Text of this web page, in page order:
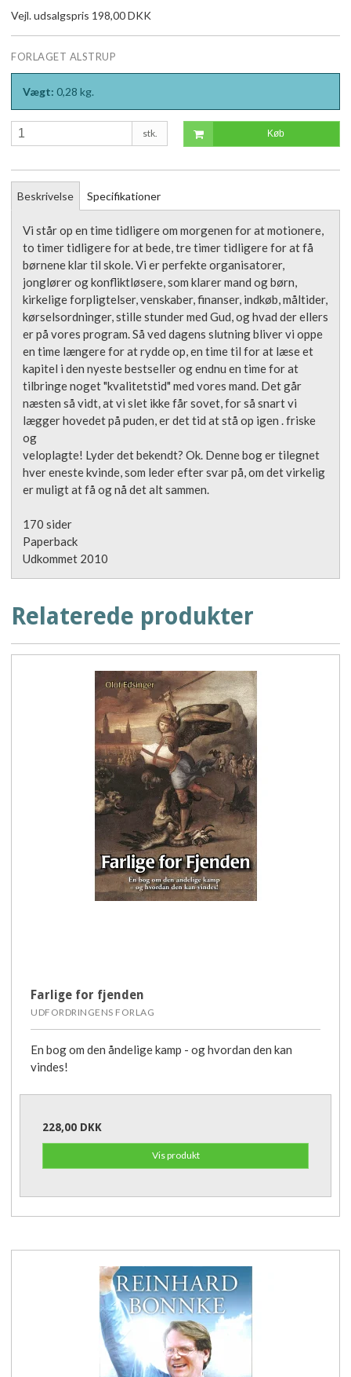
Vejl. udsalgspris 198,00 DKK
FORLAGET ALSTRUP
Vægt: 0,28 kg.
stk. Køb
Beskrivelse Specifikationer
Vi står op en time tidligere om morgenen for at motionere,
to timer tidligere for at bede, tre timer tidligere for at få
børnene klar til skole. Vi er perfekte organisatorer,
jonglører og konfliktløsere, som klarer mand og børn,
kirkelige forpligtelser, venskaber, finanser, indkøb, måltider,
kørselsordninger, stille stunder med Gud, og hvad der ellers
er på vores program. Så ved dagens slutning bliver vi oppe
en time længere for at rydde op, en time til for at læse et
kapitel i den nyeste bestseller og endnu en time for at
tilbringe noget "kvalitetstid" med vores mand. Det går
næsten så vidt, at vi slet ikke får sovet, for så snart vi
lægger hovedet på puden, er det tid at stå op igen . friske
og
veloplagte! Lyder det bekendt? Ok. Denne bog er tilegnet
hver eneste kvinde, som leder efter svar på, om det virkelig
er muligt at få og nå det alt sammen.
170 sider
Paperback
Udkommet 2010
Relaterede produkter
Farlige for fjenden
UDFORDRINGENS FORLAG
En bog om den åndelige kamp - og hvordan den kan
vindes!
228,00 DKK
Vis produkt